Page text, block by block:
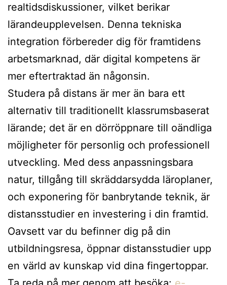
realtidsdiskussioner, vilket berikar
lärandeupplevelsen. Denna tekniska
integration förbereder dig för framtidens
arbetsmarknad, där digital kompetens är
mer eftertraktad än någonsin.
Studera på distans är mer än bara ett
alternativ till traditionellt klassrumsbaserat
lärande; det är en dörröppnare till oändliga
möjligheter för personlig och professionell
utveckling. Med dess anpassningsbara
natur, tillgång till skräddarsydda läroplaner,
och exponering för banbrytande teknik, är
distansstudier en investering i din framtid.
Oavsett var du befinner dig på din
utbildningsresa, öppnar distansstudier upp
en värld av kunskap vid dina fingertoppar.